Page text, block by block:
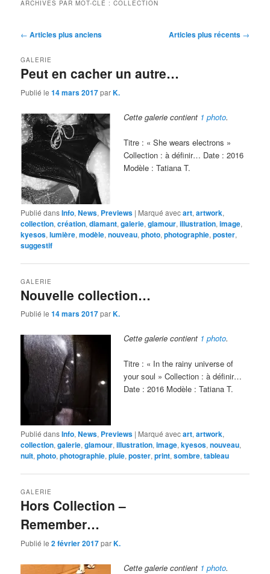
ARCHIVES PAR MOT-CLÉ :COLLECTION
Navigation
articles
← Articles plus anciens Articles plus récents →
Peut en cacher un autre…
GALERIE
Publié le14 mars 2017parK.
Cette galerie contient 1 photo.
Titre : « She wears electrons »
Collection : à définir… Date : 2016
Modèle : Tatiana T.
Publié dansInfo,News, Previews | Marqué avecart,artwork,
collection,création,diamant,galerie,glamour,illustration,image,
kyesos,lumière,modèle,nouveau,photo,photographie,poster,
suggestif
Nouvelle collection…
GALERIE
Publié le14 mars 2017parK.
Cette galerie contient 1 photo.
Titre : « In the rainy universe of
your soul » Collection : à définir…
Date : 2016 Modèle : Tatiana T.
Publié dansInfo,News, Previews | Marqué avecart,artwork,
collection,galerie,glamour,illustration,image,kyesos,nouveau,
nuit,photo,photographie,pluie,poster,print,sombre,tableau
Hors Collection –
Remember…
GALERIE
Publié le2 février 2017parK.
Cette galerie contient 1 photo.